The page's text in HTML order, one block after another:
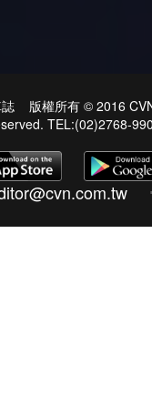
誌 版權所有 © 2016
TEL:(02)2768-